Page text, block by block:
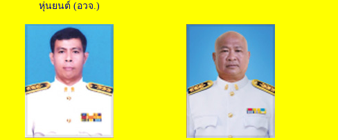
หุ่นยนต์ (อวจ.)